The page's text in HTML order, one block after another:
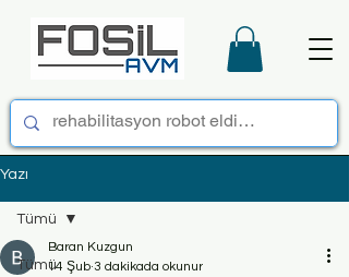
Yazı
Tümü
Tümü
Baran Kuzgun
14 Şub 3 dakikada okunur